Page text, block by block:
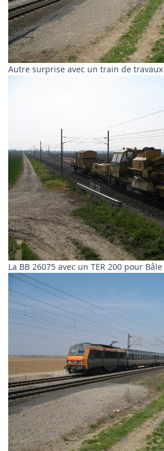
Autre surprise avec un train de travaux
La BB 26075 avec un TER 200 pour Bâle